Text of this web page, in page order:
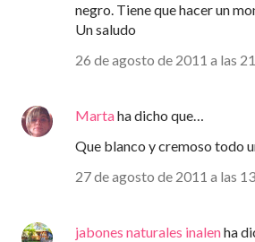
negro. Tiene que hacer un
Un saludo
26 de agosto de 2011 a las
Martaha dicho que…
Que blanco y cremoso todo
27 de agosto de 2011 a las
jabones naturales inalenha